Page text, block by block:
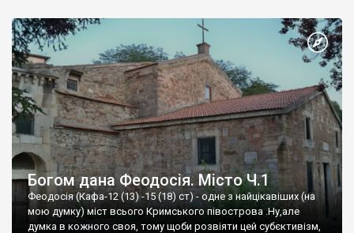
Богом дана Феодосія. Місто Ч.1
Феодосія (Кафа-12 (13) -15 (18) ст) - одне з найцікавіших (на
мою думку) міст всього Кримського півострова .Ну,але
думка в кожного своя, тому щоби розвіяти цей субєктивізм,